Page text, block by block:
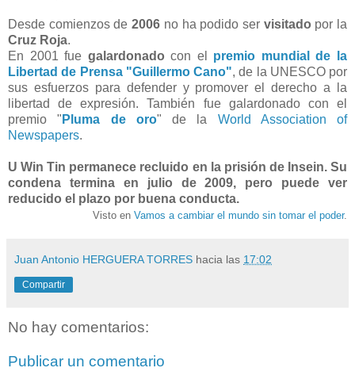
Desde comienzos de2006 no ha podido ser visitado por la
Cruz Roja.
En 2001 fue galardonado con el premio mundial de la
Libertad de Prensa "Guillermo Cano", de la UNESCO por
sus esfuerzos para defender y promover el derecho a la
libertad de expresión. También fue galardonado con el
premio " Pluma de oro" de la World Association of
Newspapers.
U Win Tin permanece recluido en la prisión de Insein. Su
condena termina en julio de 2009, pero puede ver
reducido el plazo por buena conducta.
Visto en Vamos a cambiar el mundo sin tomar el poder.
Juan Antonio HERGUERA TORRES hacia las 17:02
Compartir
No hay comentarios:
Publicar un comentario